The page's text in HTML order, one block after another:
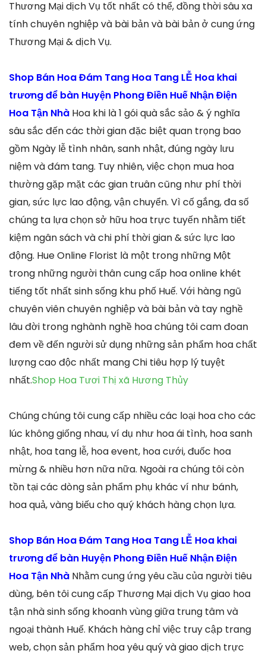
Thương Mại dịch Vụ tốt nhất có thể, đồng thời sâu xa
tính chuyên nghiệp và bài bản và bài bản ở cung ứng
Thương Mại & dịch Vụ.
Shop Bán Hoa Đám Tang Hoa Tang LỄ Hoa khai
trương để bàn Huyện Phong Điền Huế Nhận Điện
Hoa Tận Nhà Hoa khi là 1 gói quà sắc sảo & ý nghĩa
sâu sắc đến các thời gian đặc biệt quan trọng bao
gồm Ngày lễ tình nhân, sanh nhật, đúng ngày lưu
niệm và đám tang. Tuy nhiên, việc chọn mua hoa
thường gặp mặt các gian truân cũng như phí thời
gian, sức lực lao động, vận chuyển. Vì cố gắng, đa số
chúng ta lựa chọn sở hữu hoa trực tuyến nhằm tiết
kiệm ngân sách và chi phí thời gian & sức lực lao
động. Hue Online Florist là một trong những Một
trong những người thân cung cấp hoa online khét
tiếng tốt nhất sinh sống khu phố Huế. Với hàng ngũ
chuyên viên chuyên nghiệp và bài bản và tay nghề
lâu đời trong nghành nghề hoa chúng tôi cam đoan
đem về đến người sử dụng những sản phẩm hoa chất
lượng cao độc nhất mang Chi tiêu hợp lý tuyệt
nhất.Shop Hoa Tươi Thị xã Hương Thủy
Chúng chúng tôi cung cấp nhiều các loại hoa cho các
lúc không giống nhau, ví dụ như hoa ái tình, hoa sanh
nhật, hoa tang lễ, hoa event, hoa cưới, đuốc hoa
mừng & nhiều hơn nữa nữa. Ngoài ra chúng tôi còn
tồn tại các dòng sản phẩm phụ khác ví như bánh,
hoa quả, vàng biếu cho quý khách hàng chọn lựa.
Shop Bán Hoa Đám Tang Hoa Tang LỄ Hoa khai
trương để bàn Huyện Phong Điền Huế Nhận Điện
Hoa Tận Nhà Nhằm cung ứng yêu cầu của người tiêu
dùng, bên tôi cung cấp Thương Mại dịch Vụ giao hoa
tận nhà sinh sống khoanh vùng giữa trung tâm và
ngoại thành Huế. Khách hàng chỉ việc truy cập trang
web, chọn sản phẩm hoa yêu quý và giao dịch trực